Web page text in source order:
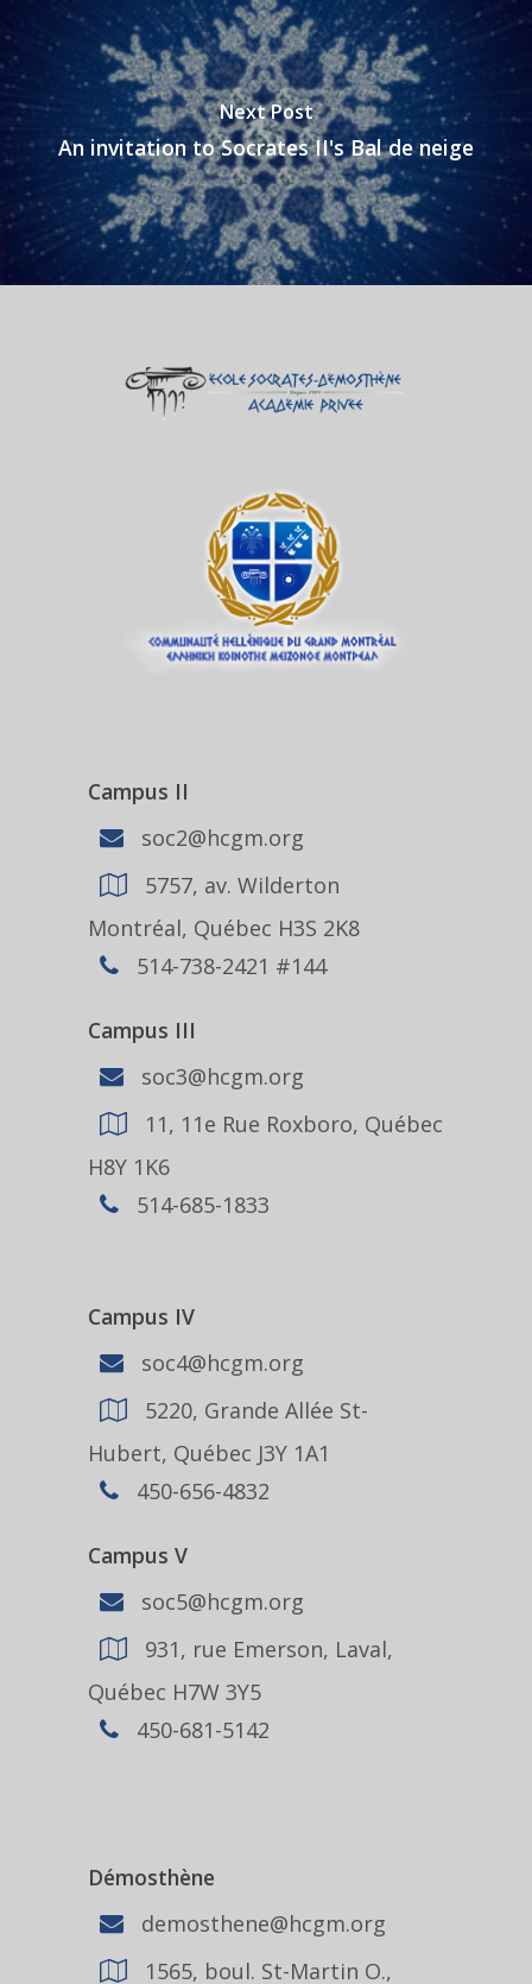
Next Post
An invitation to Socrates II's Bal de neige
Campus II
soc2@hcgm.org
5757, av. Wilderton
Montréal, Québec H3S 2K8
514-738-2421 #144
Campus III
soc3@hcgm.org
11, 11e Rue Roxboro, Québec
H8Y 1K6
514-685-1833
Campus IV
soc4@hcgm.org
5220, Grande Allée St-
Hubert, Québec J3Y 1A1
450-656-4832
Campus V
soc5@hcgm.org
931, rue Emerson, Laval,
Québec H7W 3Y5
450-681-5142
Démosthène
demosthene@hcgm.org
1565, boul. St-Martin O.,